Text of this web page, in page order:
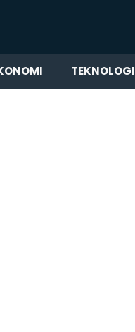
TEKNOLOGI